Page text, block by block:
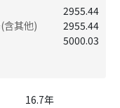
2955.44
含其他)
2955.44
5000.03
16.7年